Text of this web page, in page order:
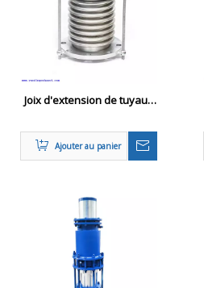
Joix d'extension de tuyaux
amortisseur DN32-DN2000
Ajouter au panier